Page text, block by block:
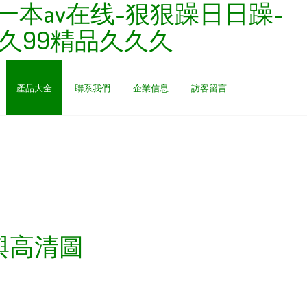
本av在线-狠狠躁日日躁-
99精品久久久
產品大全 聯系我們 企業信息 訪客留言
高清圖